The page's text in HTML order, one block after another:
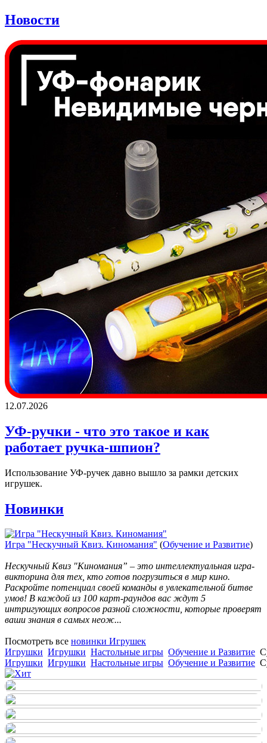
Новости
12.07.2026
УФ-ручки - что это такое и как
работает ручка-шпион?
Использование УФ-ручек давно вышло за рамки детских
игрушек.
Новинки
Игра "Нескучный Квиз. Киномания" (Обучение и Развитие)
Нескучный Квиз "Киномания” – это интеллектуальная игра-
викторина для тех, кто готов погрузиться в мир кино.
Раскройте потенциал своей команды в увлекательной битве
умов! В каждой из 100 карт-раундов вас ждут 5
интригующих вопросов разной сложности, которые проверят
ваши знания в самых неож...
Посмотреть все новинки Игрушек
Игрушки Игрушки Настольные игры Обучение и Развитие
Игрушки Игрушки Настольные игры Обучение и Развитие